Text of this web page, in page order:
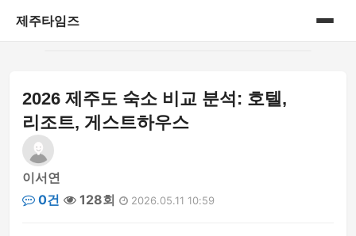
제주타임즈
게시판
2026 제주도 숙소 비교 분석: 호텔,
리조트, 게스트하우스
이서연
0건
128회 2026.05.11 10:59